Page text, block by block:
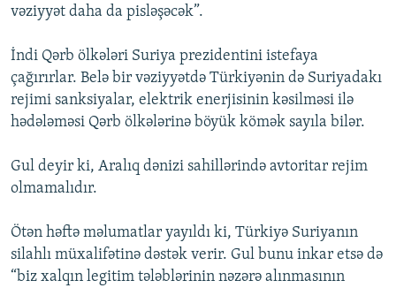
vəziyyət daha da pisləşəcək”.
İndi Qərb ölkələri Suriya prezidentini istefaya
çağırırlar. Belə bir vəziyyətdə Türkiyənin də Suriyadakı
rejimi sanksiyalar, elektrik enerjisinin kəsilməsi ilə
hədələməsi Qərb ölkələrinə böyük kömək sayıla bilər.
Gul deyir ki, Aralıq dənizi sahillərində avtoritar rejim
olmamalıdır.
Ötən həftə məlumatlar yayıldı ki, Türkiyə Suriyanın
silahlı müxalifətinə dəstək verir. Gul bunu inkar etsə də
“biz xalqın legitim tələblərinin nəzərə alınmasının